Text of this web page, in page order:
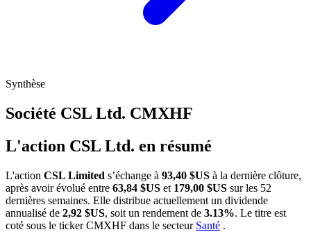
Synthèse
Société CSL Ltd. CMXHF
L'action CSL Ltd. en résumé
L'action CSL Limited s’échange à 93,40 $US à la dernière clôture,
après avoir évolué entre 63,84 $US et 179,00 $US sur les 52
dernières semaines. Elle distribue actuellement un dividende
annualisé de 2,92 $US, soit un rendement de 3.13%. Le titre est
coté sous le tickerCMXHF dans le secteur Santé .